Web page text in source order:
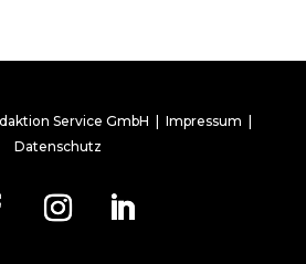
Service GmbH |Impressum
Datenschutz